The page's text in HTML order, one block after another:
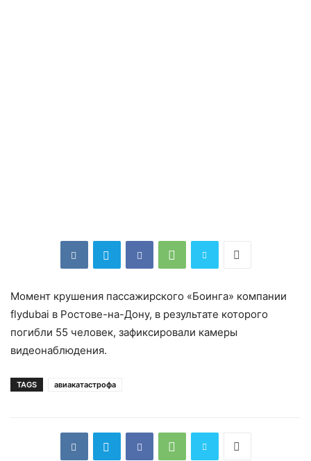
Момент крушения пассажирского «Боинга» компании
flydubai в Ростове-на-Дону, в результате которого
погибли 55 человек, зафиксировали камеры
видеонаблюдения.
TAGS авиакатастрофа